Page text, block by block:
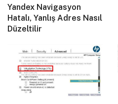
Yandex Navigasyon
Hatalı, Yanlış Adres Nasıl
Düzeltilir